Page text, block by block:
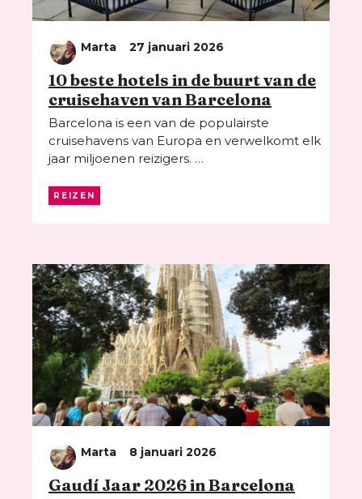
Marta 27 januari 2026
10 beste hotels in de buurt van de
cruisehaven van Barcelona
Barcelona is een van de populairste
cruisehavens van Europa en verwelkomt elk
jaar miljoenen reizigers. …
REIZEN
Marta 8 januari 2026
Gaudí Jaar 2026 in Barcelona